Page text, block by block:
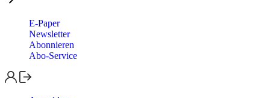
E-Paper
Newsletter
Abonnieren
Abo-Service